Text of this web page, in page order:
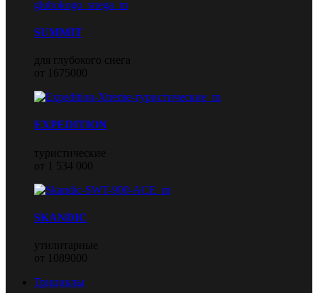
SUMMIT
для глубокого снега
от 1675000
EXPEDITION
туристические
от 1 534 000
SKANDIC
утилитарные
от 1089000
Трициклы